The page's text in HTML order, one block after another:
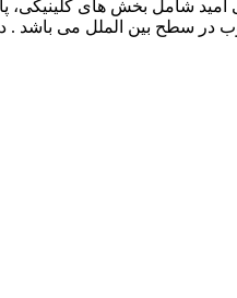
شامل بخش های کلینیکی،
الملل می باشد . درحال حاضر ، 115